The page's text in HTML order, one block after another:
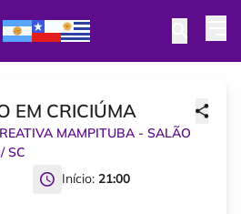
EM CRICIÚMA
MAMPITUBA - SALÃO
/SC
Início: 21:00